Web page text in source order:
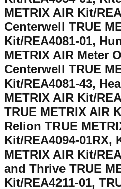
METRIX AIR Kit/
Centerwell TRUE
Kit/REA4081-01,
METRIX AIR Meter
Centerwell TRUE
Kit/REA4081-43,
METRIX AIR Kit/
TRUE METRIX AIR
Relion TRUE
Kit/REA4094-01RX,
METRIX AIR Kit/
and Thrive TRUE
Kit/REA4211-01,